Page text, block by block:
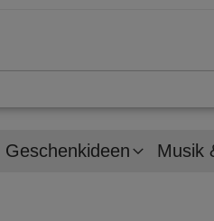
Geschenkideen Musik